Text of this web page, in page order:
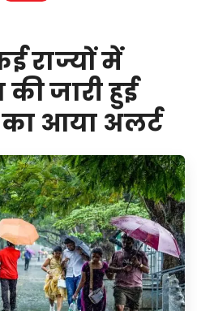
राज्यों में
जारी हुई
आया अलर्ट